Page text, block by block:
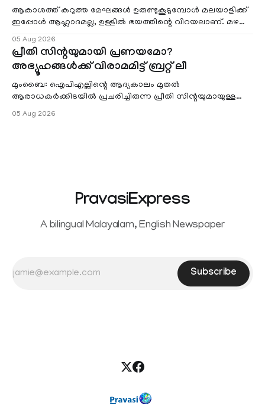
ആകാശത്ത് കറുത്ത മേഘങ്ങൾ ഉരുണ്ടുകൂടുമ്പോൾ മലയാളിക്ക്
ഇപ്പോൾ ആഹ്ലാദമല്ല, ഉള്ളിൽ ഭയത്തിന്റെ വിറയലാണ്. മഴ
05 Aug 2026
പ്രീതി സിന്റയുമായി പ്രണയമോ?
അഭ്യൂഹങ്ങൾക്ക് വിരാമമിട്ട് ബ്രറ്റ് ലീ
മുംബൈ: ഐപിഎല്ലിന്റെ ആദ്യകാലം മുതൽ
ആരാധകർക്കിടയിൽ പ്രചരിച്ചിരുന്ന പ്രീതി സിന്റയുമായുള്ള
05 Aug 2026
PravasiExpress
A bilingual Malayalam, English Newspaper
Subscribe